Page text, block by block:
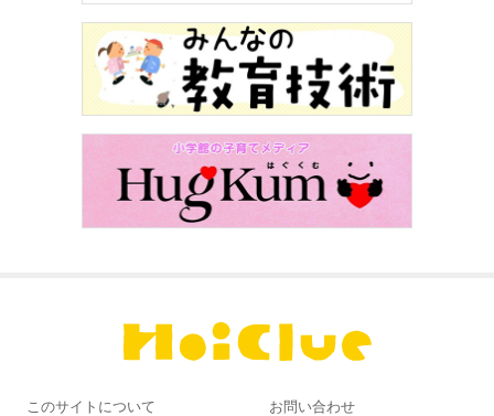
このサイトについて お問い合わせ